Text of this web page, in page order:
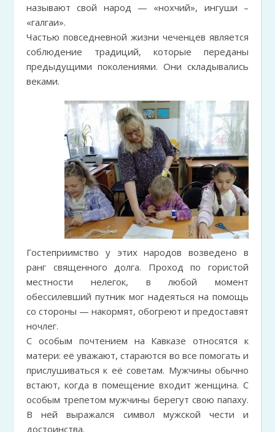
называют свой народ — «нохчий», ингуши –
«галгаи».
Частью повседневной жизни чеченцев является
соблюдение традиций, которые переданы
предыдущими поколениями. Они складывались
веками.
Гостеприимство у этих народов возведено в
ранг священного долга. Проход по гористой
местности нелегок, в любой момент
обессилевший путник мог надеяться на помощь
со стороны — накормят, обогреют и предоставят
ночлег.
С особым почтением на Кавказе относятся к
матери: её уважают, стараются во все помогать и
прислушиваться к её советам. Мужчины обычно
встают, когда в помещение входит женщина. С
особым трепетом мужчины берегут свою папаху.
В ней выражался символ мужской чести и
достоинства.